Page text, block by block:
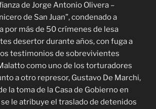
de Jorge Antonio Olivera –
de San Juan”, condenado a
por más de 50 crímenes de lesa
desertor durante años, con fuga a
testimonios de sobrevivientes
como uno de los torturadores
a otro represor, Gustavo De Marchi,
la toma de la Casa de Gobierno en
le atribuye el traslado de detenidos